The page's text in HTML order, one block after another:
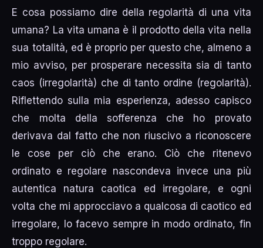
E cosa possiamo dire della regolarità di una vita
umana? La vita umana è il prodotto della vita nella
sua totalità, ed è proprio per questo che, almeno a
mio avviso, per prosperare necessita sia di tanto
caos (irregolarità) che di tanto ordine (regolarità).
Riflettendo sulla mia esperienza, adesso capisco
che molta della sofferenza che ho provato
derivava dal fatto che non riuscivo a riconoscere
le cose per ciò che erano. Ciò che ritenevo
ordinato e regolare nascondeva invece una più
autentica natura caotica ed irregolare, e ogni
volta che mi approcciavo a qualcosa di caotico ed
irregolare, lo facevo sempre in modo ordinato, fin
troppo regolare.